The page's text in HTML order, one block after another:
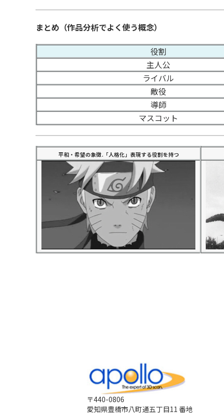
まとめ（作品分析でよく使う概念）
役割
主人公
ライバル
敵役
導師
マスコット
平和・希望の象徴.「人格化」表現する役割を持つ
〒440-0806
愛知県豊橋市八町通五丁目11 番地